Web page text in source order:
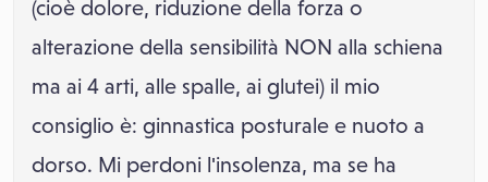
(cioè dolore, riduzione della forza o
alterazione della sensibilità NON alla schiena
ma ai 4 arti, alle spalle, ai glutei) il mio
consiglio è: ginnastica posturale e nuoto a
dorso. Mi perdoni l'insolenza, ma se ha